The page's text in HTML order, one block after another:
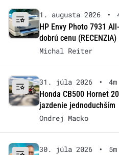
1. augusta 2026 •
HP Envy Photo 7931
dobrú cenu (RECENZIA)
Michal Reiter
31. júla 2026 •
4m
Honda CB500 Hornet
jazdenie jednoduchším
Ondrej Macko
30. júla 2026 •
5m